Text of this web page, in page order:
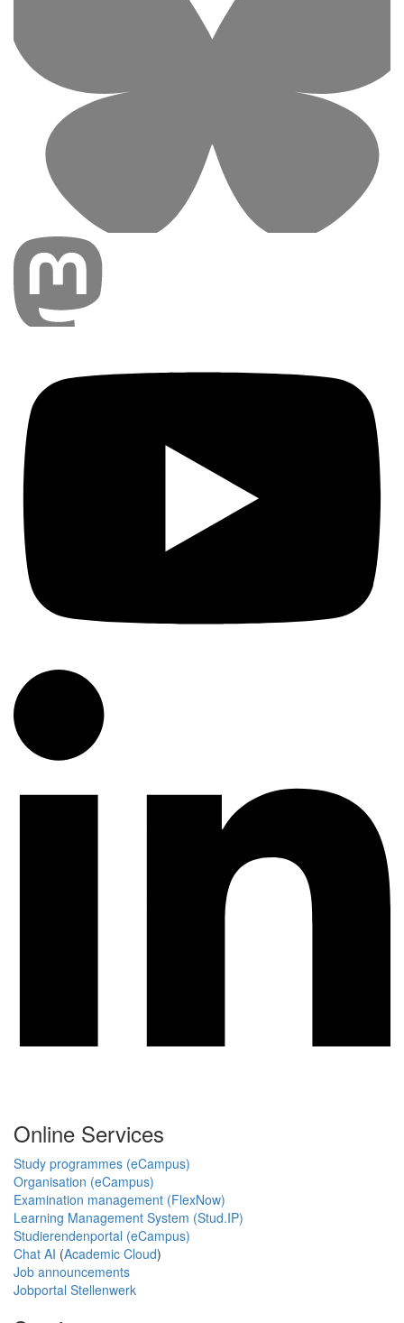
Online Services
Study programmes (eCampus)
Organisation (eCampus)
Examination management (FlexNow)
Learning Management System (Stud.IP)
Studierendenportal (eCampus)
Chat AI (Academic Cloud)
Job announcements
Jobportal Stellenwerk